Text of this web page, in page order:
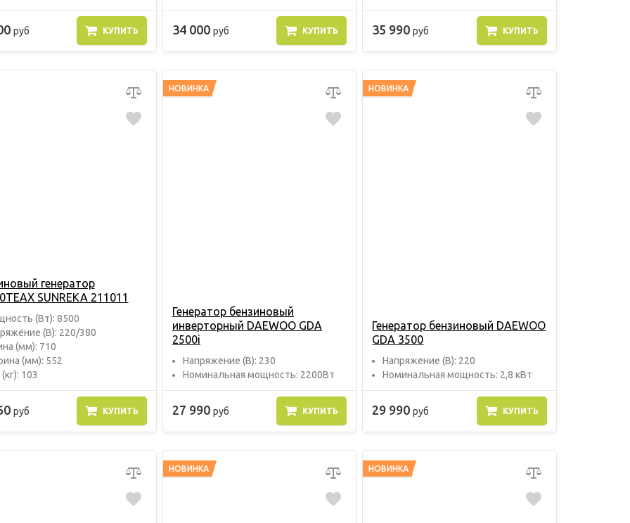
руб КУПИТЬ 34 000 руб КУПИТЬ 35 990руб КУПИТЬ
генератор
SUNREKA 211011
(Вт): 8500
(В): 220/380
(мм): 710
(мм): 552
103
руб КУПИТЬ
НОВИНКА
Генератор бензиновый
инверторный DAEWOO GDA
2500i
Напряжение (В): 230
Номинальная мощность: 2200Вт
27 990 руб КУПИТЬ
НОВИНКА
Генератор бензиновый DAEWOO
GDA 3500
Напряжение (В): 220
Номинальная мощность: 2,8 кВт
29 990руб КУПИТЬ
НОВИНКА НОВИНКА